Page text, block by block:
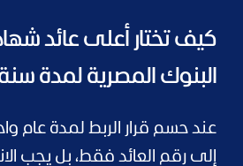
كيف تختار أعلى عائد
البنوك المصرية لمدة سنة
عند حسم قرار الربط لمدة عام
إلى رقم العائد فقط، بل يجب